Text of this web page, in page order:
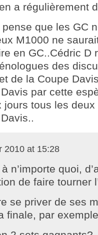
a régulièrement
que les GC
M1000 ne
en GC..Cédric D
des
de la Coupe
par cette
jours tous les
2010 at 15:28
n’importe quoi,
de faire tourner
se priver de ses
finale, par